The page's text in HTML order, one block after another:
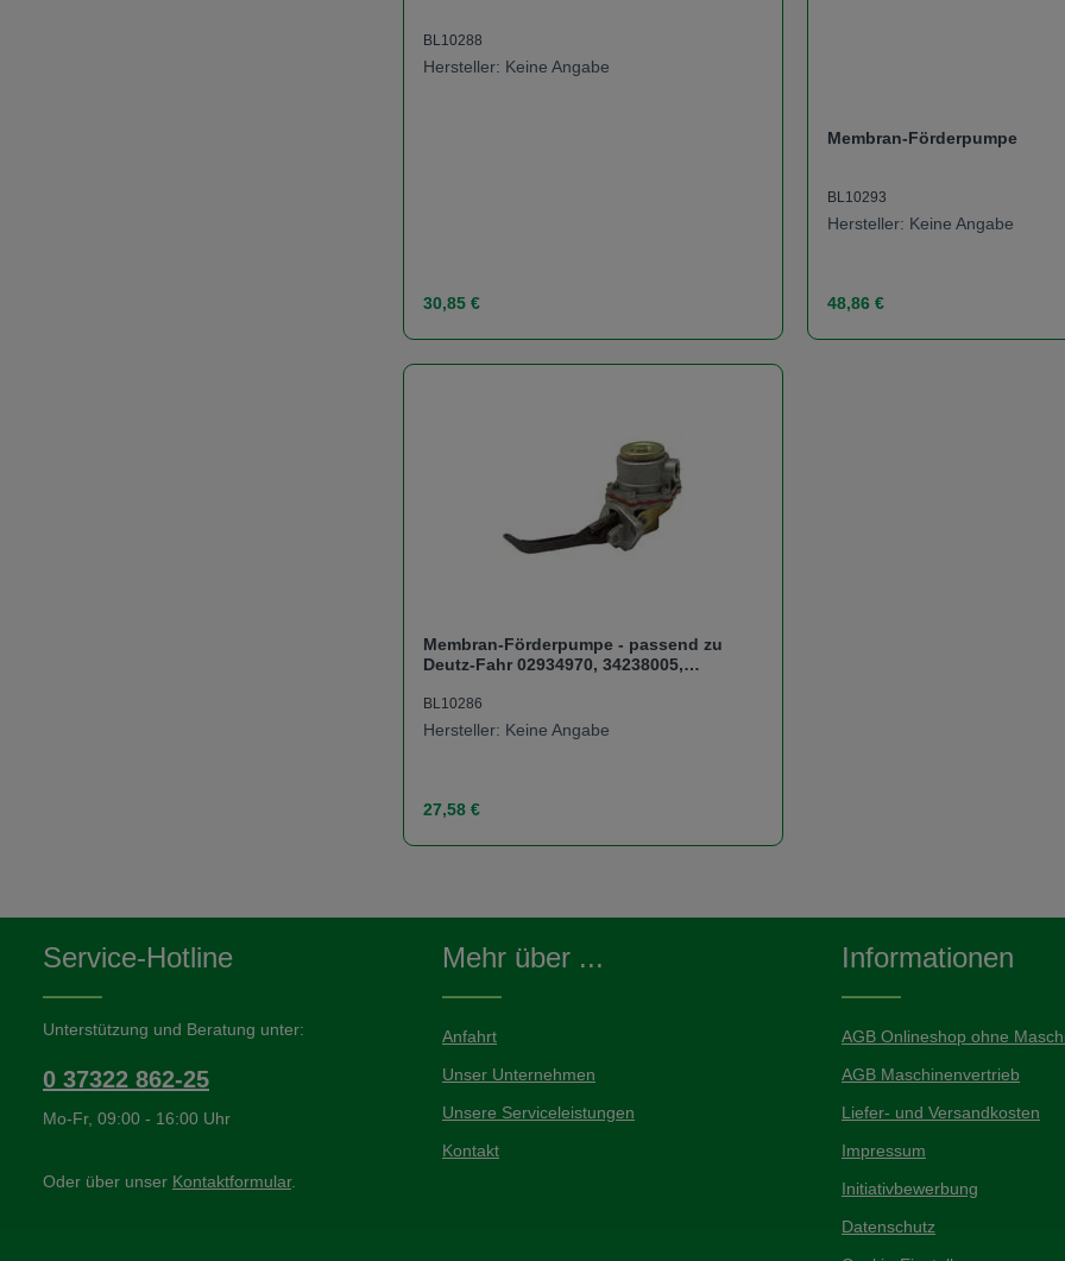
BL10288
Hersteller: Keine Angabe
Regulärer Preis:
30,85 €
Produkt Anzahl: Gib den gewünschten Wert ein
Membran-Förderpumpe
BL10293
Hersteller: Keine Angabe
Regulärer Preis:
48,86 €
Membran-Förderpumpe - passend zu
Deutz-Fahr 02934970, 34238005,
BL10286
Hersteller: Keine Angabe
Regulärer Preis:
27,58 €
Service-Hotline
Unterstützung und Beratung unter:
0 37322 862-25
Mo-Fr, 09:00 - 16:00 Uhr
Oder über unser Kontaktformular.
Mehr über ...
Anfahrt
Unser Unternehmen
Unsere Serviceleistungen
Kontakt
Informationen
AGB Onlineshop ohne
AGB Maschinenvertrieb
Liefer- und Versandkosten
Impressum
Initiativbewerbung
Datenschutz